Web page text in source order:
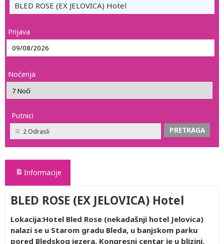
BLED ROSE (EX JELOVICA) Hotel
Prijava
Noćenja
Putnici
2 Odrasli
Informacije
BLED ROSE (EX JELOVICA) Hotel
Lokacija:Hotel Bled Rose (nekadašnji hotel Jelovica)
nalazi se u Starom gradu Bleda, u banjskom parku
pored Bledskog jezera. Kongresni centar je u blizini.